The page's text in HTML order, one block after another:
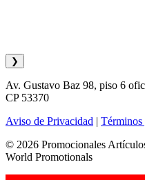
❯
Av. Gustavo Baz 98, piso 6
CP 53370
Aviso de Privacidad |
© 2026 Promocionales
World Promotionals